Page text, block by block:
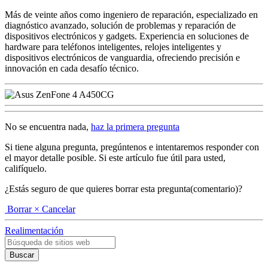
Más de veinte años como ingeniero de reparación, especializado en
diagnóstico avanzado, solución de problemas y reparación de
dispositivos electrónicos y gadgets. Experiencia en soluciones de
hardware para teléfonos inteligentes, relojes inteligentes y
dispositivos electrónicos de vanguardia, ofreciendo precisión e
innovación en cada desafío técnico.
No se encuentra nada, haz la primera pregunta
Si tiene alguna pregunta, pregúntenos e intentaremos responder con
el mayor detalle posible. Si este artículo fue útil para usted,
califíquelo.
¿Estás seguro de que quieres borrar esta pregunta(comentario)?
Borrar × Cancelar
Realimentación